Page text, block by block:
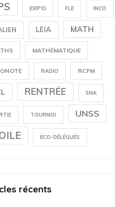
EXPO FLE INCO
LEIA MATH
MATHÉMATIQUE
RADIO RCFM
RENTRÉE SNA
TOURNOI UNSS
ÉCO-DÉLÉGUÉS
récents